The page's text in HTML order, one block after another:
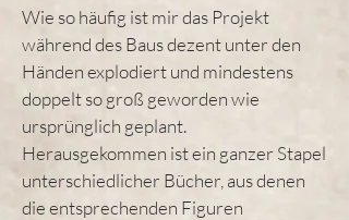
Wie so häufig ist mir das Projekt
während des Baus dezent unter den
Händen explodiert und mindestens
doppelt so groß geworden wie
ursprünglich geplant.
Herausgekommen ist ein ganzer Stapel
unterschiedlicher Bücher, aus denen
die entsprechenden Figuren